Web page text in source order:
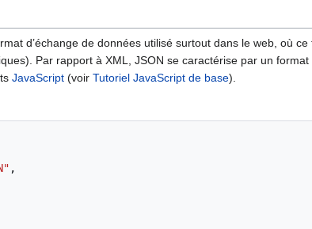
d’échange de données utilisé surtout dans le web, où
Par rapport à XML, JSON se caractérise par un
JavaScript (voir Tutoriel JavaScript de base).
,